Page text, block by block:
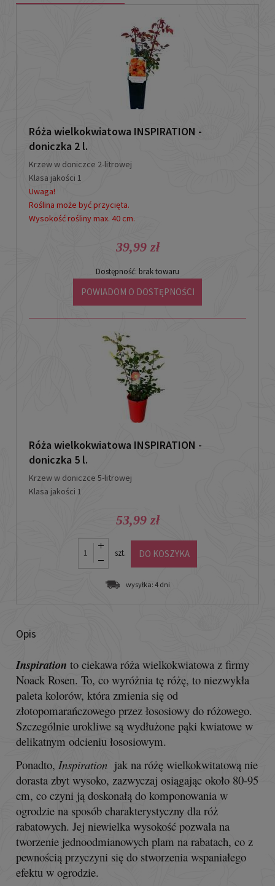
Opis
Inspiration to ciekawa róża wielkokwiatowa z firmy
Noack Rosen. To, co wyróżnia tę różę, to niezwykła
paleta kolorów, która zmienia się od
złotopomarańczowego przez łososiowy do różowego.
Szczególnie urokliwe są wydłużone pąki kwiatowe w
delikatnym odcieniu łososiowym.
Ponadto, Inspiration jak na różę wielkokwitatową nie
dorasta zbyt wysoko, zazwyczaj osiągając około 80-95
cm, co czyni ją doskonałą do komponowania w
ogrodzie na sposób charakterystyczny dla róż
rabatowych. Jej niewielka wysokość pozwala na
tworzenie jednoodmianowych plam na rabatach, co z
pewnością przyczyni się do stworzenia wspaniałego
efektu w ogrodzie.
Róża wielkokwiatowa INSPIRATION -
doniczka 2 l.
Krzew w doniczce 2-litrowej
Klasa jakości 1
Uwaga!
Roślina może być przycięta.
Wysokość rośliny max. 40 cm.
39,99 zł
Dostępność: brak towaru
POWIADOM O DOSTĘPNOŚCI
Róża wielkokwiatowa INSPIRATION -
doniczka 5 l.
Krzew w doniczce 5-litrowej
Klasa jakości 1
53,99 zł
szt. DO KOSZYKA
wysyłka: 4 dni